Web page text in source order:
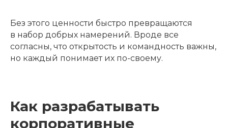
Без этого ценности быстро превращаются
в набор добрых намерений. Вроде все
согласны, что открытость и командность важны,
но каждый понимает их по-своему.
Как разрабатывать
корпоративные